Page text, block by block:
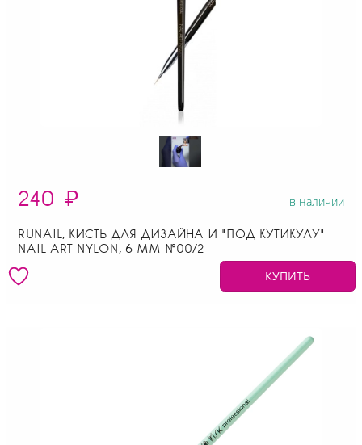
240 ₽ в наличии
RUNAIL, КИСТЬ ДЛЯ ДИЗАЙНА И "ПОД КУТИКУЛУ"
NAIL ART NYLON, 6 ММ №00/2
КУПИТЬ